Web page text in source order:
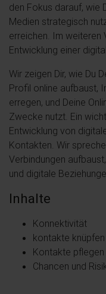
den Fokus darauf, wie
Medien strategisch
erreichen. Im weiteren
Entwicklung einer
Wir zeigen Dir, wie Du
Profil online aufbaust,
erregen, und Deine
Zwecke nutzt. Ein
Entwicklung von
Kontakten. Wir
Verbindungen
und digitale
Inhalte
Konnektivität
kontakte knüpfen
Kontakte pflegen
Chancen und